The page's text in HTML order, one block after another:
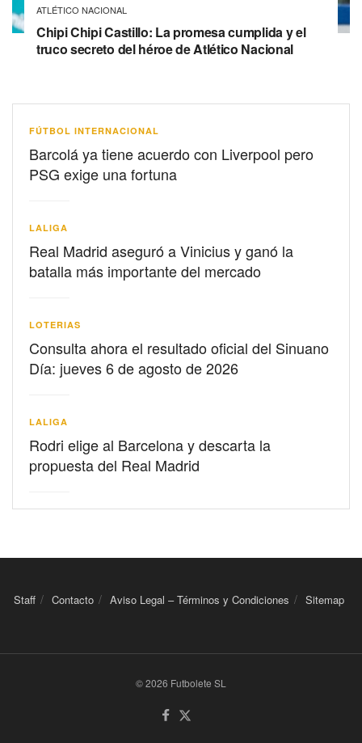
ATLÉTICO NACIONAL
Chipi Chipi Castillo: La promesa cumplida y el
truco secreto del héroe de Atlético Nacional
FÚTBOL INTERNACIONAL
Barcolá ya tiene acuerdo con Liverpool pero
PSG exige una fortuna
LALIGA
Real Madrid aseguró a Vinicius y ganó la
batalla más importante del mercado
LOTERIAS
Consulta ahora el resultado oficial del Sinuano
Día: jueves 6 de agosto de 2026
LALIGA
Rodri elige al Barcelona y descarta la
propuesta del Real Madrid
Staff Contacto Aviso Legal – Términos y Condiciones Sitemap
© 2026 Futbolete SL